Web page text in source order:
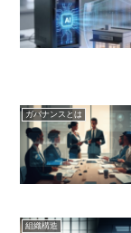
ガバナンスとは
組織構造